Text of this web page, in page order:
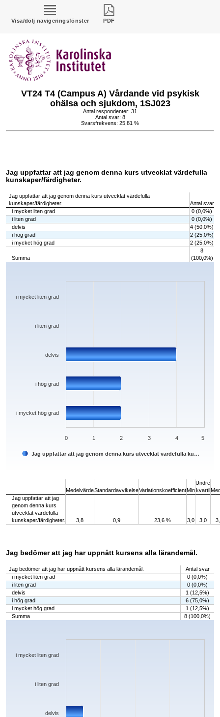
Visa/dölj navigeringsfönster PDF
VT24 T4 (Campus A) Vårdande vid psykisk
ohälsa och sjukdom, 1SJ023
Antal respondenter: 31
Antal svar: 8
Svarsfrekvens: 25,81 %
Jag uppfattar att jag genom denna kurs utvecklat värdefulla
kunskaper/färdigheter.
Jag uppfattar att jag genom denna kurs utvecklat värdefulla
kunskaper/färdigheter.
Antal svar
i mycket liten grad
0 (0,0%)
i liten grad
0 (0,0%)
delvis
4 (50,0%)
i hög grad
2 (25,0%)
i mycket hög grad
2 (25,0%)
Summa
8
(100,0%)
Chart
The chart has 1 X axis displaying categories.
Jag uppfattar att jag genom denna kurs utvecklat värdefulla ku…
i mycket hög grad
i hög grad
delvis
i liten grad
i mycket liten grad
0 1 2 3 4 5
MedelvärdeStandardavvikelseVariationskoefficientMin
Undre
kvartil
Jag uppfattar att jag
genom denna kurs
utvecklat värdefulla
kunskaper/färdigheter.
3,8 0,9 23,6 % 3,0 3,0
Jag bedömer att jag har uppnått kursens alla lärandemål.
Jag bedömer att jag har uppnått kursens alla lärandemål.
Antal svar
i mycket liten grad
0 (0,0%)
i liten grad
0 (0,0%)
delvis
1 (12,5%)
i hög grad
6 (75,0%)
i mycket hög grad
1 (12,5%)
Summa
8 (100,0%)
Chart
The chart has 1 X axis displaying categories.
delvis
i liten grad
i mycket liten grad